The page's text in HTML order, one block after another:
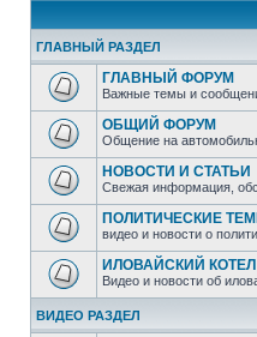
ГЛАВНЫЙ РАЗДЕЛ
ГЛАВНЫЙ ФОРУМ
Важные темы и
ОБЩИЙ ФОРУМ
Общение на
НОВОСТИ И СТАТЬИ
Свежая информация,
ПОЛИТИЧЕСКИЕ
видео и новости о
ИЛОВАЙСКИЙ КОТЕЛ
Видео и новости об
ВИДЕО РАЗДЕЛ